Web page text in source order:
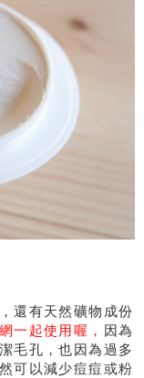
還有天然礦物成份
一起使用喔， 因為
毛孔，也因為過多
可以減少痘痘或粉